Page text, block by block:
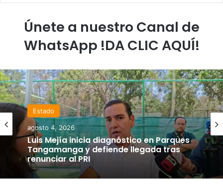
Únete a nuestro Canal de
WhatsApp !DA CLIC AQUÍ!
Estado
agosto 4, 2026
Luis Mejía inicia diagnóstico en Parques
Tangamanga y defiende llegada tras
renunciar al PRI